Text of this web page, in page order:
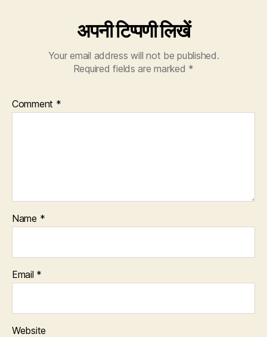
अपनी टिप्पणी लिखें
Your email address will not be published.
Required fields are marked *
Comment *
Name *
Email *
Website